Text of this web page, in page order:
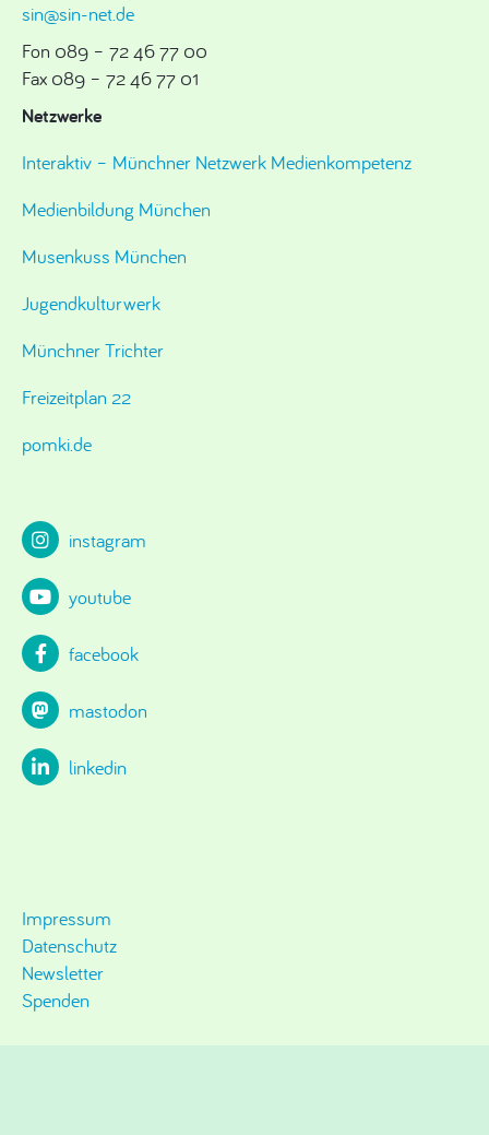
sin@sin-net.de
Fon 089 – 72 46 77 00
Fax 089 – 72 46 77 01
Netzwerke
Interaktiv – Münchner Netzwerk Medienkompetenz
Medienbildung München
Musenkuss München
Jugendkulturwerk
Münchner Trichter
Freizeitplan 22
pomki.de
instagram
youtube
facebook
mastodon
linkedin
Impressum
Datenschutz
Newsletter
Spenden